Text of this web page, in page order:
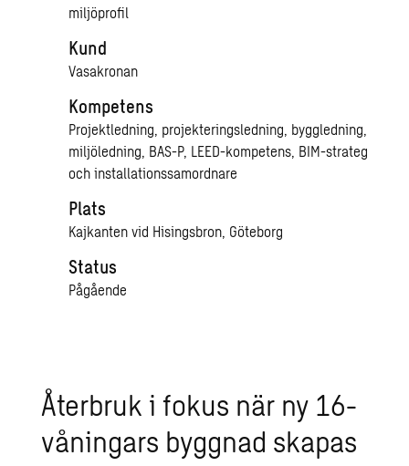
miljöprofil
Kund
Vasakronan
Kompetens
Projektledning, projekteringsledning, byggledning,
miljöledning, BAS-P, LEED-kompetens, BIM-strateg
och installationssamordnare
Plats
Kajkanten vid Hisingsbron, Göteborg
Status
Pågående
Återbruk i fokus när ny 16-
våningars byggnad skapas